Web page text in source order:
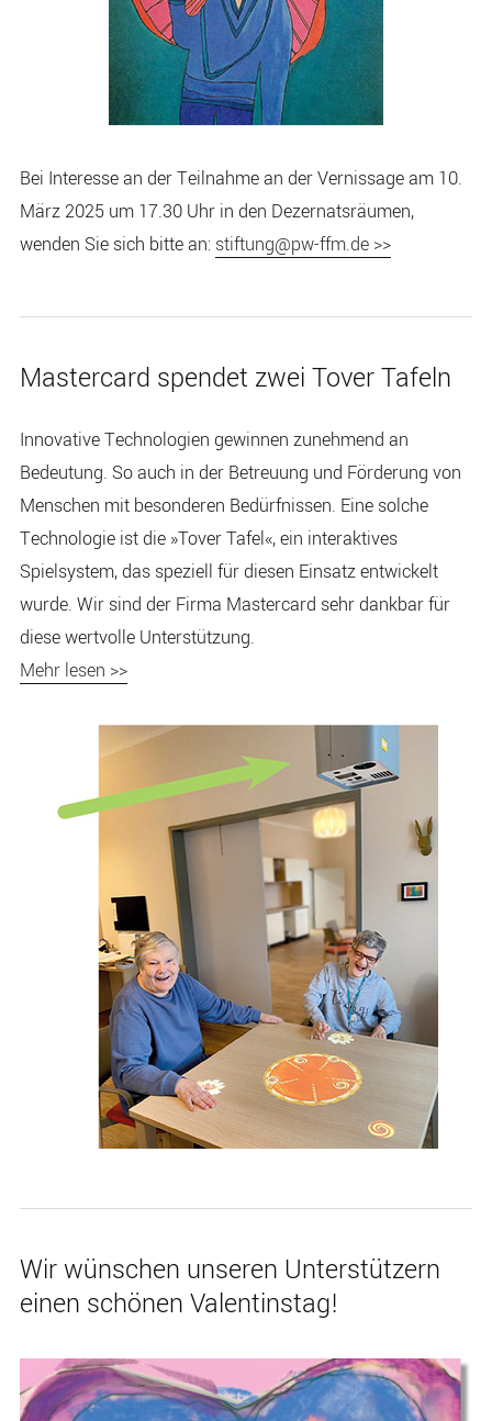
Bei Interesse an der Teilnahme an der Vernissage am 10.
März 2025 um 17.30 Uhr in den Dezernatsräumen,
wenden Sie sich bitte an: stiftung@pw-ffm.de >>
Mastercard spendet zwei Tover Tafeln
Innovative Technologien gewinnen zunehmend an
Bedeutung. So auch in der Betreuung und Förderung von
Menschen mit besonderen Bedürfnissen. Eine solche
Technologie ist die »Tover Tafel«, ein interaktives
Spielsystem, das speziell für diesen Einsatz entwickelt
wurde. Wir sind der Firma Mastercard sehr dankbar für
diese wertvolle Unterstützung.
Mehr lesen >>
Wir wünschen unseren Unterstützern
einen schönen Valentinstag!